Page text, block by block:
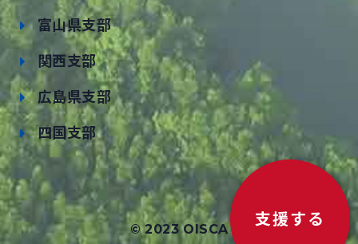
支援する
富山県支部
関西支部
広島県支部
四国支部
© 2023 OISCA